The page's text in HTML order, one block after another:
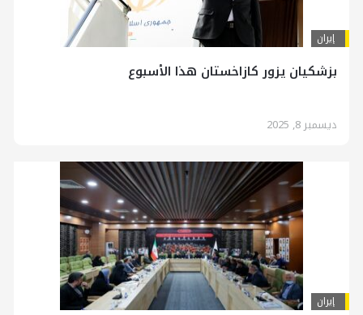
إيران
بزشکیان يزور كازاخستان هذا الأسبوع
ديسمبر 8, 2025
إيران